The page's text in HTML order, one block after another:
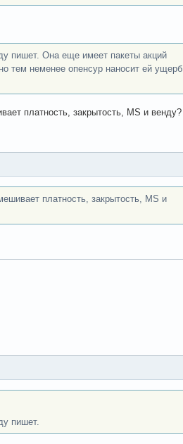
пишет. Она еще имеет пакеты акций
тем неменее опенсур наносит ей ущерб
платность, закрытость, MS и венду?
платность, закрытость, MS и
пишет.